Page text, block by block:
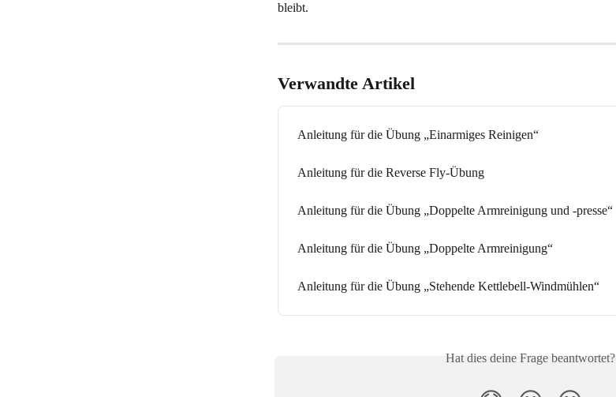
bleibt.
Verwandte Artikel
Anleitung für die Übung „Einarmiges Reinigen“
Anleitung für die Reverse Fly-Übung
Anleitung für die Übung „Doppelte Armreinigung und -presse“
Anleitung für die Übung „Doppelte Armreinigung“
Anleitung für die Übung „Stehende Kettlebell-Windmühlen“
Hat dies deine Frage beantwortet?